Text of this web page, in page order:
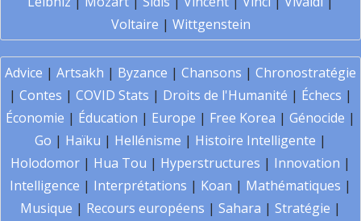
Voltaire | Wittgenstein
Advice | Artsakh | Byzance | Chansons | Chronostratégie
| Contes | COVID Stats | Droits de l'Humanité | Échecs |
Économie | Éducation | Europe | Free Korea | Génocide |
Go | Haïku | Hellénisme | Histoire Intelligente |
Holodomor | Hua Tou | Hyperstructures | Innovation |
Intelligence | Interprétations | Koan | Mathématiques |
Musique | Recours européens | Sahara | Stratégie |